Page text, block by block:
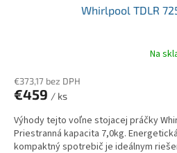
Whirlpool TDLR
Na
€373,17 bez DPH
€459 / ks
Výhody tejto voľne stojacej práčky
Priestranná kapacita 7,0kg.
kompaktný spotrebič je ideálnym